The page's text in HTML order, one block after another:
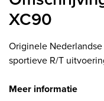
XC90
Originele
sportieve R/T
Meer informatie